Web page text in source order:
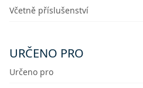
Včetně příslušenství
URČENO PRO
Určeno pro